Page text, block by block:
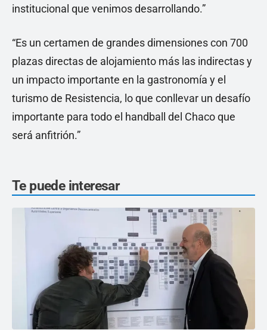
institucional que venimos desarrollando.”
“Es un certamen de grandes dimensiones con 700
plazas directas de alojamiento más las indirectas y
un impacto importante en la gastronomía y el
turismo de Resistencia, lo que conllevar un desafío
importante para todo el handball del Chaco que
será anfitrión.”
Te puede interesar